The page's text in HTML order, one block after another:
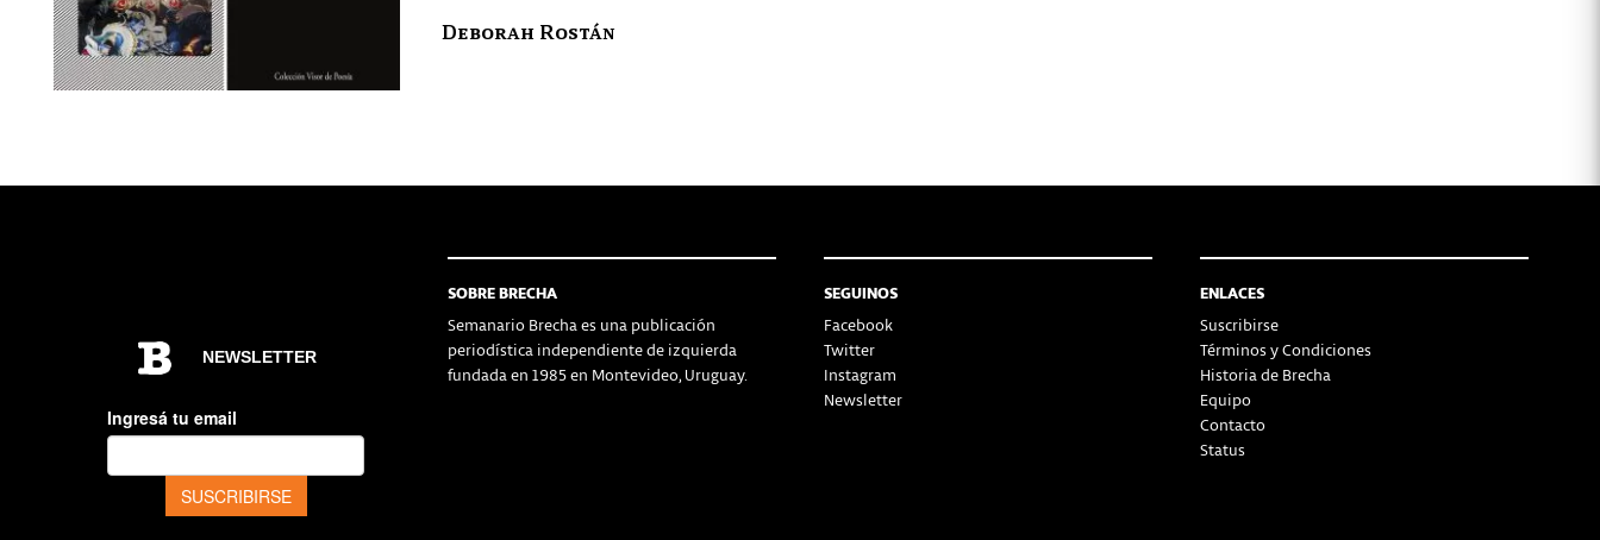
Deborah Rostán
SOBRE BRECHA
Semanario Brecha es una publicación
periodística independiente de izquierda
fundada en 1985 en Montevideo, Uruguay.
SEGUINOS
Facebook
Twitter
Instagram
Newsletter
ENLACES
Suscribirse
Términos y Condiciones
Historia de Brecha
Equipo
Contacto
Status